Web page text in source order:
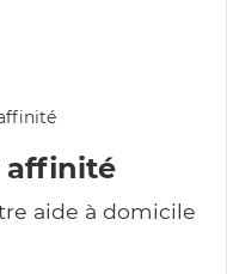
affinité
aide à domicile